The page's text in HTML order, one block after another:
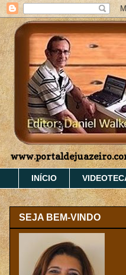
INÍCIO
SEJA BEM-VINDO